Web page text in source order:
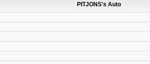
PITJONS's Auto